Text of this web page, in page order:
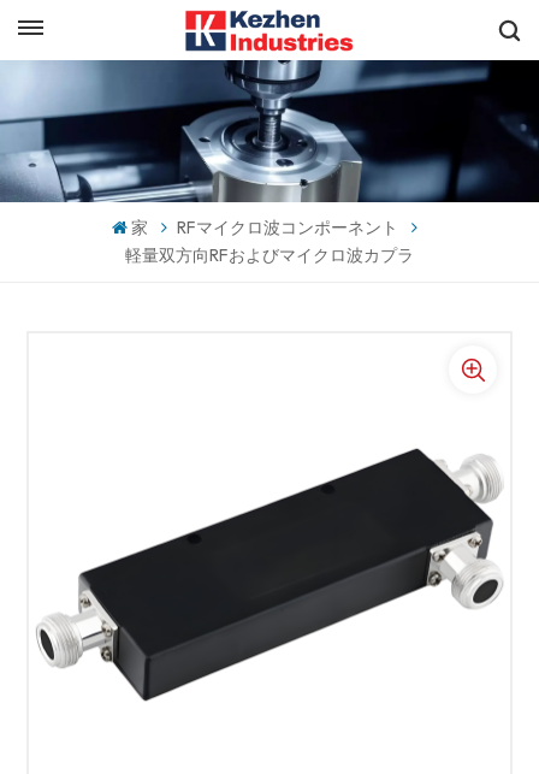
English
español
すぐに見積もりを取得
家
RFマイクロ波コンポーネント
軽量双方向RFおよびマイクロ波カプラ